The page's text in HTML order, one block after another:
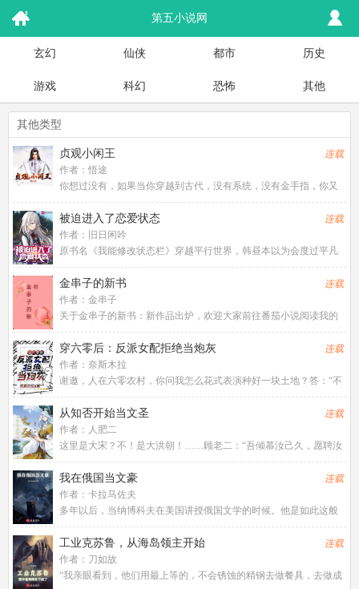
第五小说网
玄幻 仙侠 都市 历史
游戏 科幻 恐怖 其他
其他类型
贞观小闲王
作者： 悟途
你想过没有，如果当你穿越到古代，没有系统，没有金手指，你又
不是物理化博士，也不是历史学家，你只是后世一个普通人。所有
的知识储备仅限于电影电视短视频平台媒体。你会怎么样活着。且
看一个穿越到唐初李世民第十
连载
被迫进入了恋爱状态
作者：
旧日闲吟
原书名《我能修改状态栏》穿越平行世界，韩昼本以为会度过平凡
的一生，却突然在某天发现自己能够看到并修改所有人的状态
栏。“奄奄一息→奄奄十息:十息尚存，二十四小时后进入濒死状
态。”“厨师→厨帅:三军有帅，
连载
金串子的新书
作者： 金串子
关于金串子的新书：新作品出炉，欢迎大家前往番茄小说阅读我的
作品，希望大家能够喜欢，你们的关注是我写作的动力，我会努力
讲好每个故事！
连载
穿六零后：反派女配拒绝当炮灰
作者： 奈斯木拉
谢邀，人在六零农村，你问我怎么花式表演种好一块土地？答：“不
知道啊，老师没教。”具体版简介：人倒霉怎么可以倒霉成这样，刚
临近成年就嘎了，胎穿就算了，送我去六十年代吃草，裴望舒表
示：穿越大神，你礼貌吗？
连载
从知否开始当文圣
作者： 人肥二
这里是大宋？不！是大洪朝！……顾老二：“吾倾慕汝己久，愿聘汝
为妇，托付中馈，衍嗣绵延，终老一生！”盛明
兰：“妾……”“慢！”就在此时，有翩翩公子，手持大戟，却是横插了
一脚！“吾姊乃大家闺秀，需配青年才
连载
我在俄国当文豪
作者： 卡拉马佐夫
多年以后，当纳博科夫在美国讲授俄国文学的时候。他是如此这般
操作的。
连载
工业克苏鲁，从海岛领主开始
作者： 刀如故
“我亲眼看到，他们用最上等的，不会锈蚀的精钢去做餐具，去做成
连载